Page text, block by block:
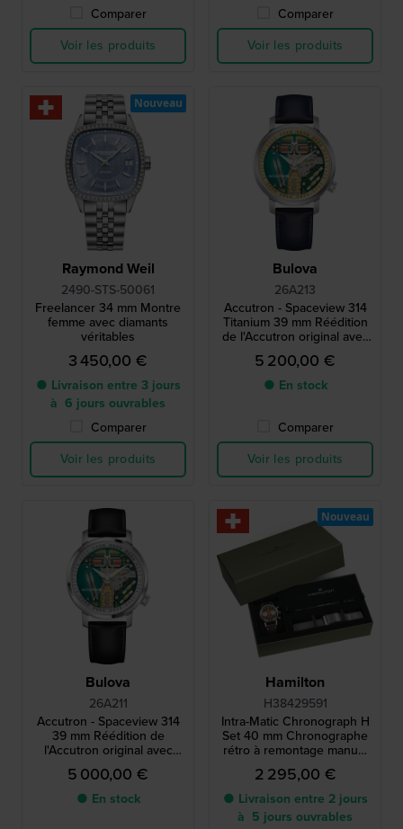
Comparer
Voir les produits
Comparer
Voir les produits
Raymond Weil
2490-STS-50061
Freelancer 34 mm Montre
femme avec diamants
véritables
3 450,00 €
● Livraison entre 3 jours
à 6 jours ouvrables
Comparer
Voir les produits
Nouveau
Bulova
26A213
Accutron - Spaceview 314
Titanium 39 mm Réédition
de l'Accutron original avec
mouvement à diapason
exclusif
5 200,00 €
● En stock
Comparer
Voir les produits
Bulova
26A211
Accutron - Spaceview 314
39 mm Réédition de
l'Accutron original avec
mouvement à diapason
exclusif
5 000,00 €
● En stock
Hamilton
H38429591
Intra-Matic Chronograph H
Set 40 mm Chronographe
rétro à remontage manuel
de fabrication suisse avec
bracelet supplémentaire
2 295,00 €
● Livraison entre 2 jours
à 5 jours ouvrables
Nouveau